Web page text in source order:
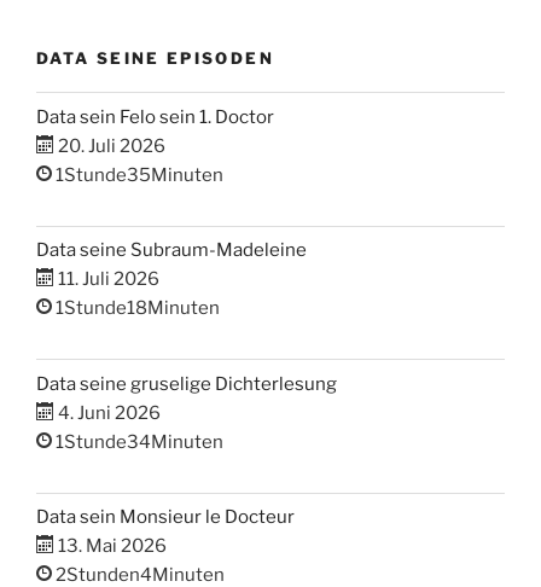
DATA SEINE EPISODEN
Data sein Felo sein 1. Doctor
20. Juli 2026
1Stunde35Minuten
Data seine Subraum-Madeleine
11. Juli 2026
1Stunde18Minuten
Data seine gruselige Dichterlesung
4. Juni 2026
1Stunde34Minuten
Data sein Monsieur le Docteur
13. Mai 2026
2Stunden4Minuten